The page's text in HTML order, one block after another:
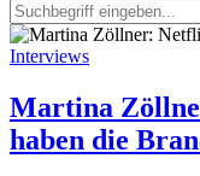
Interviews
Martina
haben die